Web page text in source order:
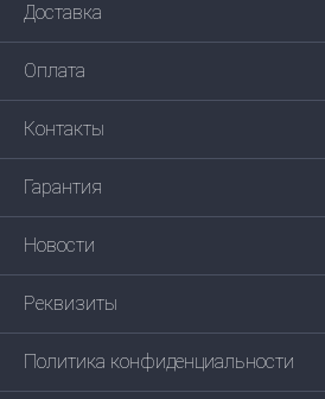
Доставка
Оплата
Контакты
Гарантия
Новости
Реквизиты
Политика конфиденциальности